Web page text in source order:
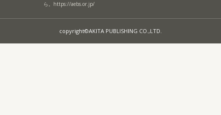
ら。 https://aebs.or.jp/
copyright©AKITA PUBLISHING CO.,LTD.